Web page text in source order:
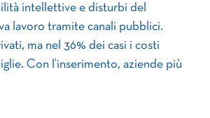
intellettive e disturbi del
lavoro tramite canali pubblici.
ma nel 36% dei casi i costi
Con l’inserimento, aziende più